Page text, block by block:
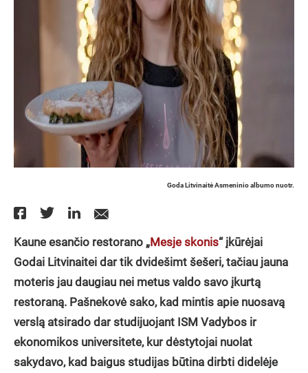
Goda Litvinaitė Asmeninio albumo nuotr.
Kaune esančio restorano „Mesje skonis“ įkūrėjai
Godai Litvinaitei dar tik dvidešimt šešeri, tačiau jauna
moteris jau daugiau nei metus valdo savo įkurtą
restoraną. Pašnekovė sako, kad mintis apie nuosavą
verslą atsirado dar studijuojant ISM Vadybos ir
ekonomikos universitete, kur dėstytojai nuolat
sakydavo, kad baigus studijas būtina dirbti didelėje